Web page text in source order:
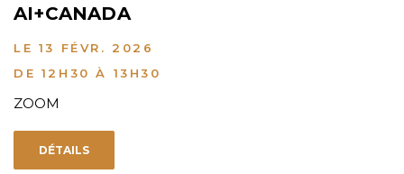
AI+CANADA
LE 13 FÉVR. 2026
DE 12H30 À 13H30
ZOOM
DÉTAILS